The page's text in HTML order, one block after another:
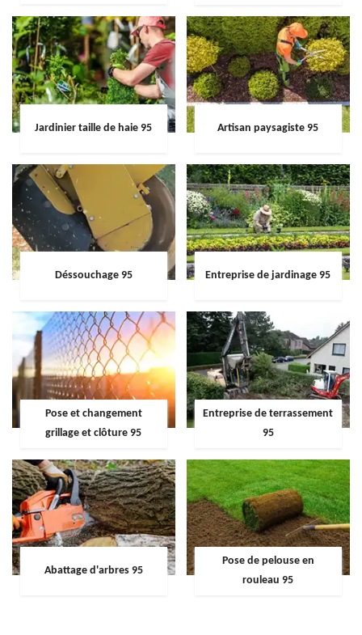
Jardinier taille de haie 95 Artisan paysagiste 95
Déssouchage 95 Entreprise de jardinage 95
Pose et changement
grillage et clôture 95
Entreprise de terrassement
95
Abattage d'arbres 95
Pose de pelouse en
rouleau 95